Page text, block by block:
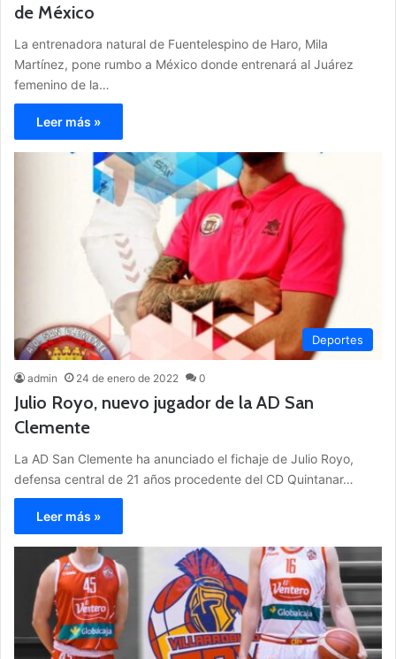
de México
La entrenadora natural de Fuentelespino de Haro, Mila
Martínez, pone rumbo a México donde entrenará al Juárez
femenino de la…
Leer más »
Deportes
admin 24 de enero de 2022 0
Julio Royo, nuevo jugador de la AD San
Clemente
La AD San Clemente ha anunciado el fichaje de Julio Royo,
defensa central de 21 años procedente del CD Quintanar…
Leer más »